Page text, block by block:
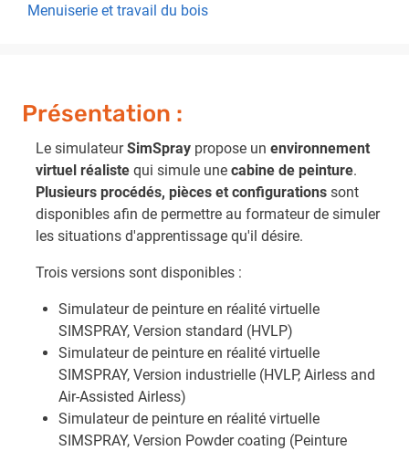
Menuiserie et travail du bois
Présentation :
Le simulateurSimSpray propose un environnement
virtuel réaliste qui simule une cabine de peinture.
Plusieurs procédés, pièces et configurations sont
disponibles afin de permettre au formateur de simuler
les situations d'apprentissage qu'il désire.
Trois versions sont disponibles :
Simulateur de peinture en réalité virtuelle
SIMSPRAY, Version standard (HVLP)
Simulateur de peinture en réalité virtuelle
SIMSPRAY, Version industrielle (HVLP, Airless and
Air-Assisted Airless)
Simulateur de peinture en réalité virtuelle
SIMSPRAY, Version Powder coating (Peinture